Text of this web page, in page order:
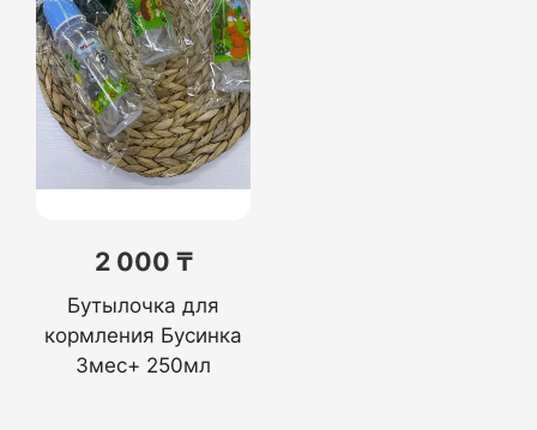
2 000 ₸
Бутылочка для
кормления Бусинка
3мес+ 250мл